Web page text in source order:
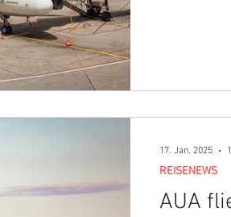
AUA
REISENEWS
17. Jan. 2025